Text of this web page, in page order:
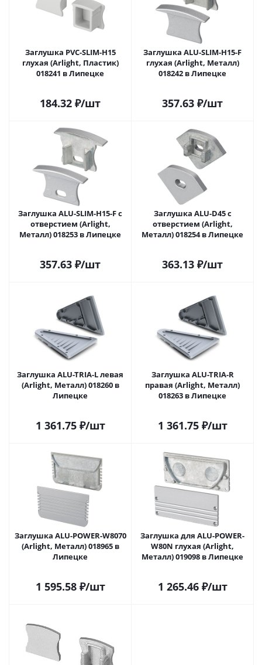
Заглушка PVC-SLIM-H15
глухая (Arlight, Пластик)
018241 в Липецке
184.32 ₽/шт
Заглушка ALU-SLIM-H15-F
глухая (Arlight, Металл)
018242 в Липецке
357.63 ₽/шт
Заглушка ALU-SLIM-H15-F с
отверстием (Arlight,
Металл) 018253 в Липецке
357.63 ₽/шт
Заглушка ALU-D45 с
отверстием (Arlight,
Металл) 018254 в Липецке
363.13 ₽/шт
Заглушка ALU-TRIA-L левая
(Arlight, Металл) 018260 в
Липецке
1 361.75₽/шт
Заглушка ALU-TRIA-R
правая (Arlight, Металл)
018263 в Липецке
1 361.75₽/шт
Заглушка ALU-POWER-W8070
(Arlight, Металл) 018965 в
Липецке
1 595.58₽/шт
Заглушка для ALU-POWER-
W80N глухая (Arlight,
Металл) 019098 в Липецке
1 265.46₽/шт